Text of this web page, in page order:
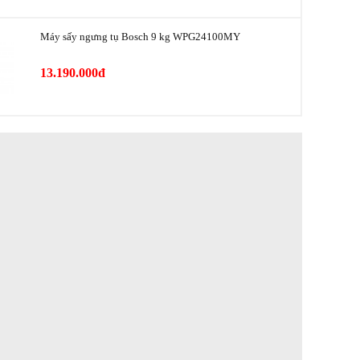
Máy sấy ngưng tụ Bosch 9 kg WPG24100MY
13.190.000đ